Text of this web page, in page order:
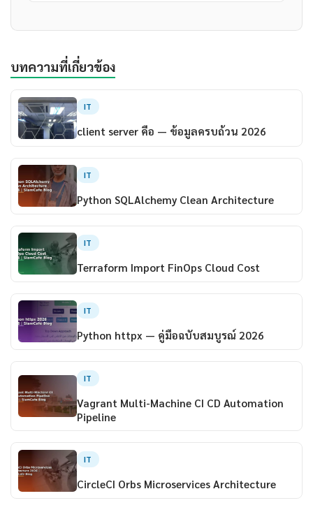
บทความที่เกี่ยวข้อง
IT
client server คือ — ข้อมูลครบถ้วน 2026
IT
Python SQLAlchemy Clean Architecture
IT
Terraform Import FinOps Cloud Cost
IT
Python httpx — คู่มือฉบับสมบูรณ์ 2026
IT
Vagrant Multi-Machine CI CD Automation
Pipeline
IT
CircleCI Orbs Microservices Architecture